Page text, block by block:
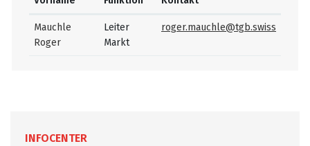
INFOCENTER
Mauchle
Roger
Leiter
Markt
roger.mauchle@tgb.swiss